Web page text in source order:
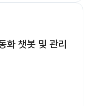
화 챗봇 및 관리